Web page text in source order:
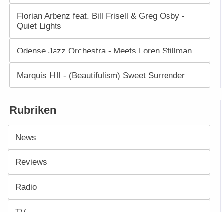
Florian Arbenz feat. Bill Frisell & Greg Osby -
Quiet Lights
Odense Jazz Orchestra - Meets Loren Stillman
Marquis Hill - (Beautifulism) Sweet Surrender
Rubriken
News
Reviews
Radio